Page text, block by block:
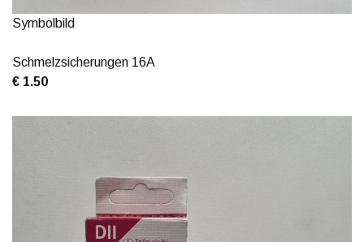
Symbolbild
Schmelzsicherungen 16A
€ 1.50